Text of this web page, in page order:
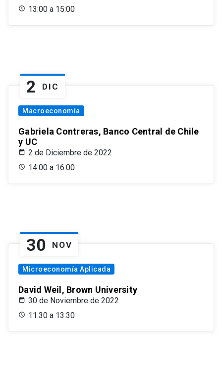
13:00 a 15:00
2 DIC
Macroeconomía
Gabriela Contreras, Banco Central de Chile
y UC
2 de Diciembre de 2022
14:00 a 16:00
30 NOV
Microeconomía Aplicada
David Weil, Brown University
30 de Noviembre de 2022
11:30 a 13:30